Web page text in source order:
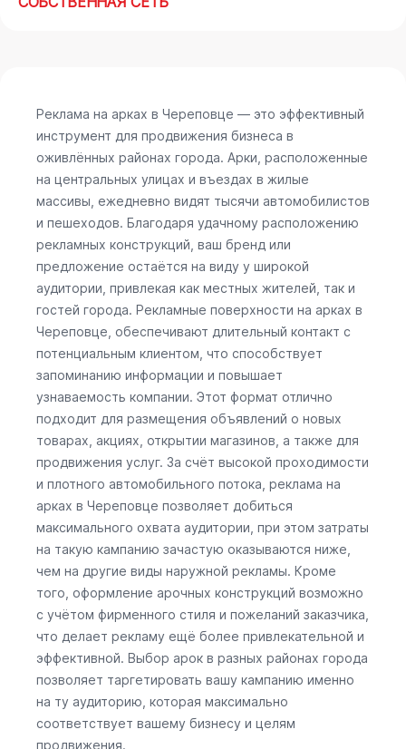
Реклама на арках в Череповце — это эффективный
инструмент для продвижения бизнеса в
оживлённых районах города. Арки, расположенные
на центральных улицах и въездах в жилые
массивы, ежедневно видят тысячи автомобилистов
и пешеходов. Благодаря удачному расположению
рекламных конструкций, ваш бренд или
предложение остаётся на виду у широкой
аудитории, привлекая как местных жителей, так и
гостей города. Рекламные поверхности на арках в
Череповце, обеспечивают длительный контакт с
потенциальным клиентом, что способствует
запоминанию информации и повышает
узнаваемость компании. Этот формат отлично
подходит для размещения объявлений о новых
товарах, акциях, открытии магазинов, а также для
продвижения услуг. За счёт высокой проходимости
и плотного автомобильного потока, реклама на
арках в Череповце позволяет добиться
максимального охвата аудитории, при этом затраты
на такую кампанию зачастую оказываются ниже,
чем на другие виды наружной рекламы. Кроме
того, оформление арочных конструкций возможно
с учётом фирменного стиля и пожеланий заказчика,
что делает рекламу ещё более привлекательной и
эффективной. Выбор арок в разных районах города
позволяет таргетировать вашу кампанию именно
на ту аудиторию, которая максимально
соответствует вашему бизнесу и целям
продвижения.